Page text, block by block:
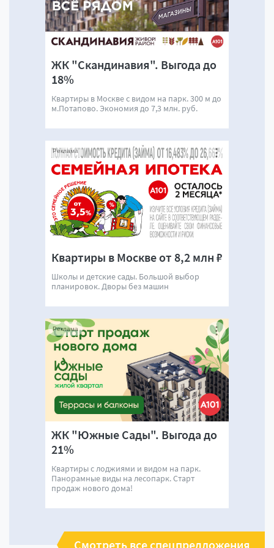
ЖК "Скандинавия". Выгода до
18%
Квартиры в Москве с видом на парк. 300 м до
м.Потапово. Экономия до 7,3 млн. руб.
Квартиры в Москве от 8,2 млн ₽
Школы и детские сады. Большой выбор
планировок. Дворы без машин
Реклама
ЖК "Южные Сады". Выгода до
21%
Квартиры с лоджиями и видом на парк.
Панорамные виды на лесопарк. Старт
продаж нового дома!
Реклама
Смотреть все спецпредложения